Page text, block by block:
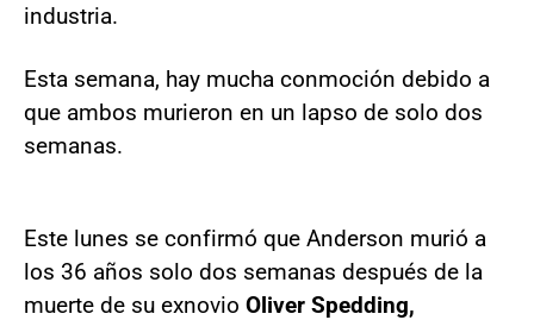
industria.
Esta semana, hay mucha conmoción debido a
que ambos murieron en un lapso de solo dos
semanas.
Este lunes se confirmó que Anderson murió a
los 36 años solo dos semanas después de la
muerte de su exnovio Oliver Spedding,